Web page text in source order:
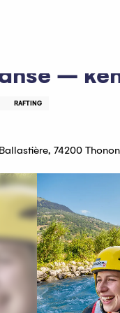
–
RAFTING
74200